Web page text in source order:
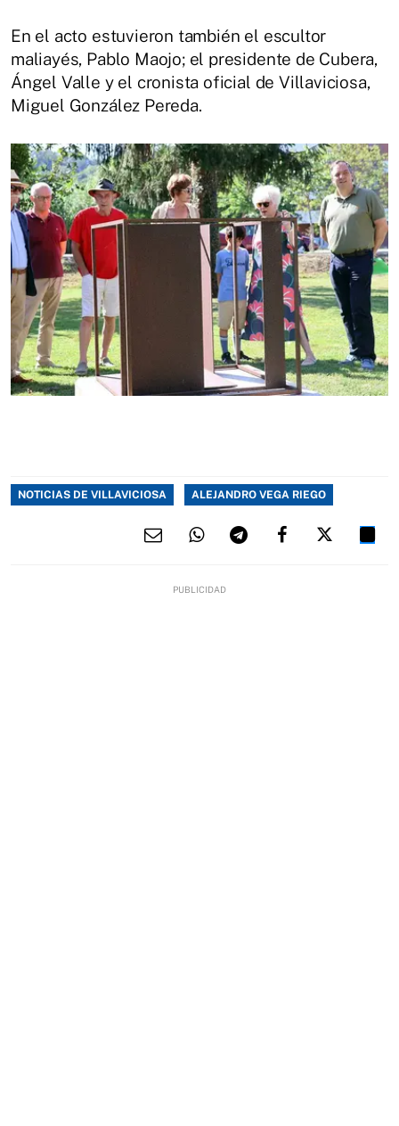
En el acto estuvieron también el escultor
maliayés, Pablo Maojo; el presidente de Cubera,
Ángel Valle y el cronista oficial de Villaviciosa,
Miguel González Pereda.
NOTICIAS DE VILLAVICIOSA ALEJANDRO VEGA RIEGO